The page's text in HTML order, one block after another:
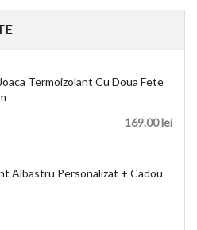
Termoizolant Cu Doua Fete
169.00lei
Albastru Personalizat + Cadou